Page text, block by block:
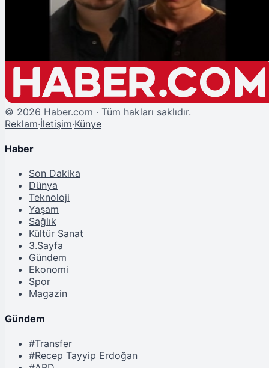
Çağan Efe Ak - Çağatay Ulusoy Benzerliği Dikkat Çekiyor! Meğer Daha
Önce İçerde'de Yolları Kesişmiş
© 2026 Haber.com · Tüm hakları saklıdır.
Reklam·İletişim·Künye
Haber
Son Dakika
Dünya
Teknoloji
Yaşam
Sağlık
Kültür Sanat
3.Sayfa
Gündem
Ekonomi
Spor
Magazin
Gündem
#Transfer
#Recep Tayyip Erdoğan